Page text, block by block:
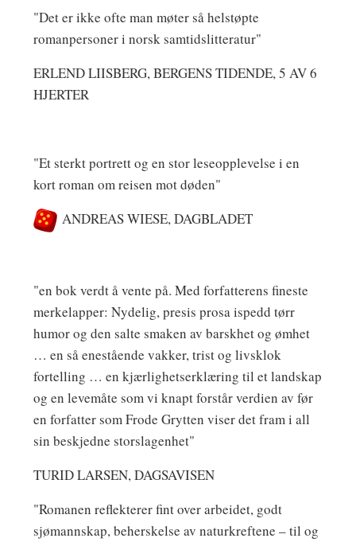
"Det er ikke ofte man møter så helstøpte
romanpersoner i norsk samtidslitteratur"
ERLEND LIISBERG, BERGENS TIDENDE, 5 AV 6
HJERTER
"Et sterkt portrett og en stor leseopplevelse i en
kort roman om reisen mot døden"
ANDREAS WIESE, DAGBLADET
"en bok verdt å vente på. Med forfatterens fineste
merkelapper: Nydelig, presis prosa ispedd tørr
humor og den salte smaken av barskhet og ømhet
… en så enestående vakker, trist og livsklok
fortelling … en kjærlighetserklæring til et landskap
og en levemåte som vi knapt forstår verdien av før
en forfatter som Frode Grytten viser det fram i all
sin beskjedne storslagenhet"
TURID LARSEN, DAGSAVISEN
"Romanen reflekterer fint over arbeidet, godt
sjømannskap, beherskelse av naturkreftene – til og